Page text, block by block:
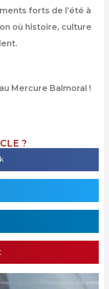
forts de l’été à
où histoire, culture
Mercure Balmoral !
?